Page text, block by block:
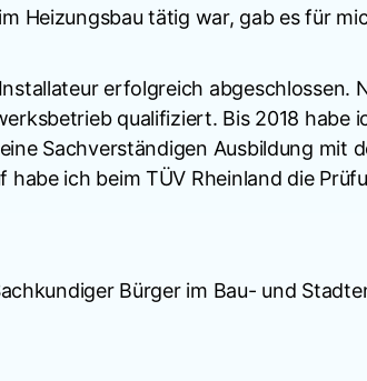
Heizungsbau tätig war, gab es für
erfolgreich abgeschlossen.
qualifiziert. Bis 2018 habe
Sachverständigen Ausbildung mit
ich beim TÜV Rheinland die
Bürger im Bau- und